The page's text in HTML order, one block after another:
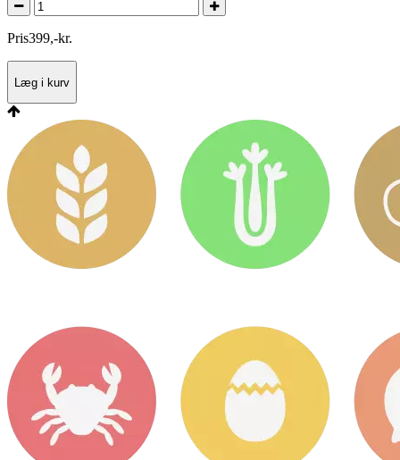
Pris399,-kr.
Læg i kurv